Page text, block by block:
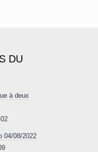
DU
à deux
04/08/2022